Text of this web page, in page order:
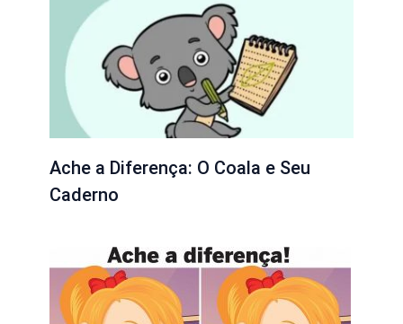
Ache a Diferença: O Coala e Seu
Caderno